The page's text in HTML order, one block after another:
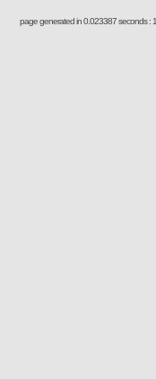
page generated in 0.023387 seconds :